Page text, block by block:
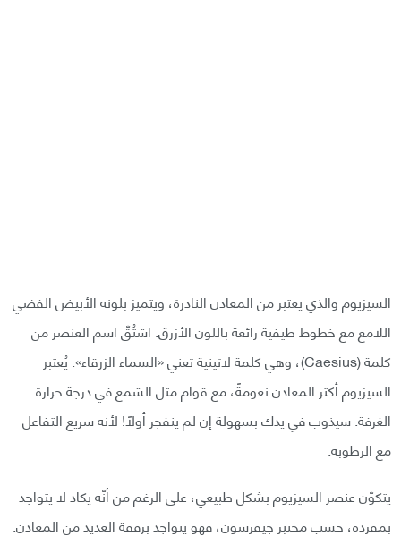
السيزيوم والذي يعتبر من المعادن النادرة، ويتميز بلونه الأبيض الفضي
اللامع مع خطوط طيفية رائعة باللون الأزرق. اشتُقّ اسم العنصر من
كلمة (Caesius)، وهي كلمة لاتينية تعني «السماء الزرقاء». يُعتبر
السيزيوم أكثر المعادن نعومةً، مع قوام مثل الشمع في درجة حرارة
الغرفة. سيذوب في يدك بسهولة إن لم ينفجر أولًا! لأنه سريع التفاعل
مع الرطوبة.
يتكوّن عنصر السيزيوم بشكل طبيعي، على الرغم من أنّه يكاد لا يتواجد
بمفرده، حسب مختبر جيفرسون، فهو يتواجد برفقة العديد من المعادن.